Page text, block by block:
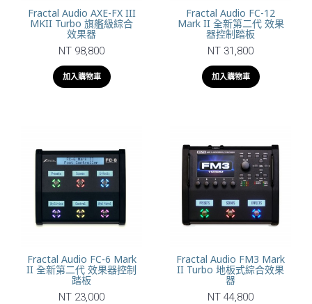
Fractal Audio AXE-FX III
MKII Turbo 旗艦級綜合
效果器
NT 98,800
加入購物車
Fractal Audio FC-12
Mark II 全新第二代 效果
器控制踏板
NT 31,800
加入購物車
Fractal Audio FC-6 Mark
II 全新第二代 效果器控制
踏板
NT 23,000
Fractal Audio FM3 Mark
II Turbo 地板式綜合效果
器
NT 44,800